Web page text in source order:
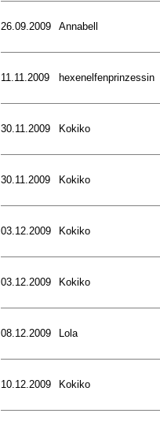
26.09.2009 Annabell
11.11.2009 hexenelfenprinzessin
30.11.2009 Kokiko
30.11.2009 Kokiko
03.12.2009 Kokiko
03.12.2009 Kokiko
08.12.2009 Lola
10.12.2009 Kokiko